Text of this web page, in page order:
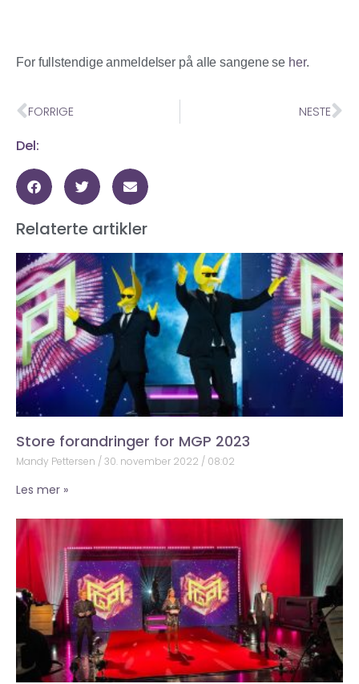
For fullstendige anmeldelser på alle sangene se her.
FORRIGE NESTE
Del:
Relaterte artikler
Store forandringer for MGP 2023
Mandy Pettersen 30. november 2022 08:02
Les mer »